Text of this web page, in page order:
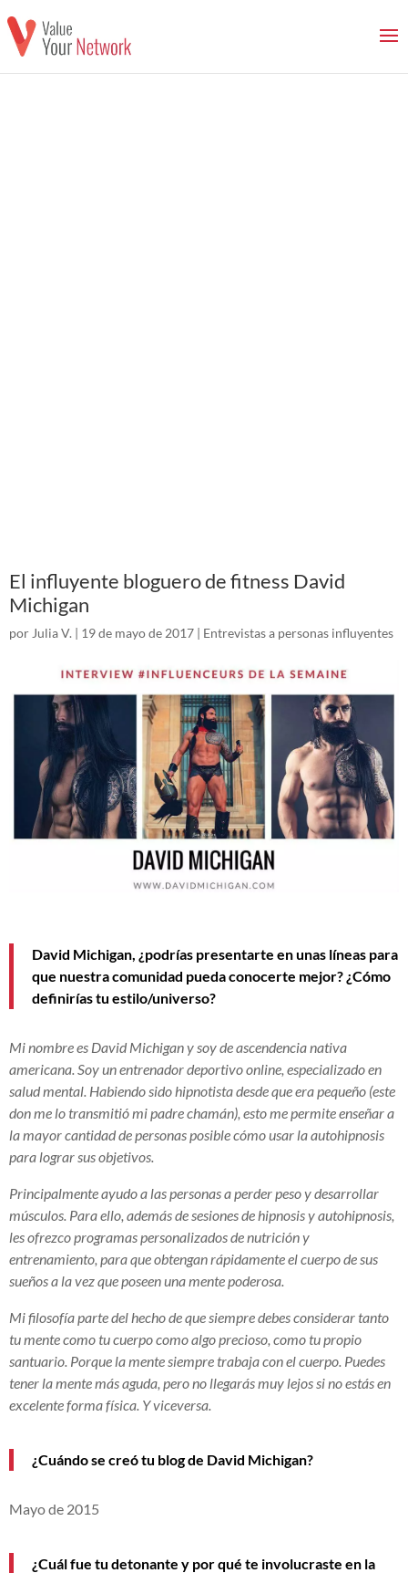
El influyente bloguero de fitness David
Michigan
por Julia V. | 19 de mayo de 2017 | Entrevistas a personas influyentes
David Michigan, ¿podrías presentarte en unas líneas para
que nuestra comunidad pueda conocerte mejor? ¿Cómo
definirías tu estilo/universo?
Mi nombre es David Michigan y soy de ascendencia nativa
americana. Soy un entrenador deportivo online, especializado en
salud mental. Habiendo sido hipnotista desde que era pequeño (este
don me lo transmitió mi padre chamán), esto me permite enseñar a
la mayor cantidad de personas posible cómo usar la autohipnosis
para lograr sus objetivos.
Principalmente ayudo a las personas a perder peso y desarrollar
músculos. Para ello, además de sesiones de hipnosis y autohipnosis,
les ofrezco programas personalizados de nutrición y
entrenamiento, para que obtengan rápidamente el cuerpo de sus
sueños a la vez que poseen una mente poderosa.
Mi filosofía parte del hecho de que siempre debes considerar tanto
tu mente como tu cuerpo como algo precioso, como tu propio
santuario. Porque la mente siempre trabaja con el cuerpo. Puedes
tener la mente más aguda, pero no llegarás muy lejos si no estás en
excelente forma física. Y viceversa.
¿Cuándo se creó tu blog de David Michigan?
Mayo de 2015
¿Cuál fue tu detonante y por qué te involucraste en la